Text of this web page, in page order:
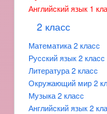
Английский язык 1
2 класс
Математика 2 класс
Русский язык 2 класс
Литература 2 класс
Окружающий мир 2
Музыка 2 класс
Английский язык 2